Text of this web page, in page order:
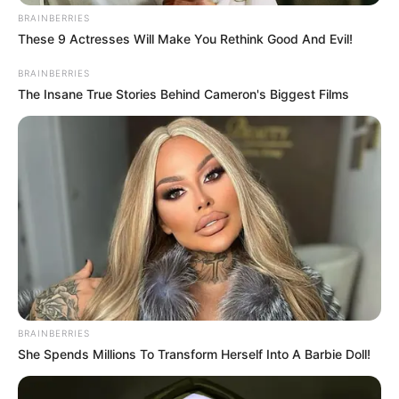
Ήταν ένα αγριογούρουνο που είχε εισβάλει
και αναστάτωνε τις κότες. Τα μάτια του
τα αυγά και έτρωγε το πίτουρο.
Το αγριογούρουνο έδειχνε να καταλαβαίνει
την ανθρώπινη παρουσία και ξαφνικά
αποφάσισε να φύγει.
Με όση φόρα είχε, άρχισε να τρέχει και
χάθηκε μέσα στο δάσος.
BRAINBERRIES
These 9 Actresses Will Make You Rethink Good And Evil!
BRAINBERRIES
The Insane True Stories Behind Cameron's Biggest Films
BRAINBERRIES
She Spends Millions To Transform Herself Into A Barbie Doll!